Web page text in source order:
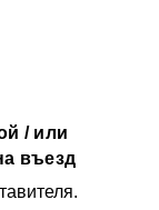
/ или
въезд